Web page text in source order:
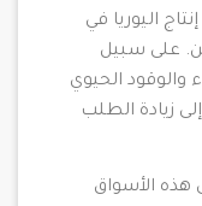
اليوريا في
على سبيل
والوقود الحيوي
زيادة الطلب
هذه الأسواق